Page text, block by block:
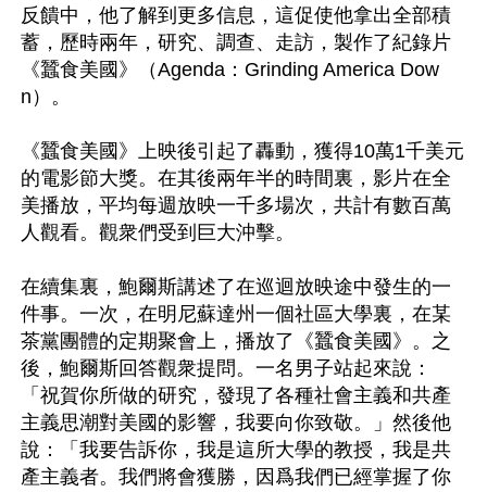
反饋中，他了解到更多信息，這促使他拿出全部積
蓄，歷時兩年，研究、調查、走訪，製作了紀錄片
《蠶食美國》（Agenda：Grinding America Dow
n）。
《蠶食美國》上映後引起了轟動，獲得10萬1千美元
的電影節大獎。在其後兩年半的時間裏，影片在全
美播放，平均每週放映一千多場次，共計有數百萬
人觀看。觀衆們受到巨大沖擊。
在續集裏，鮑爾斯講述了在巡迴放映途中發生的一
件事。一次，在明尼蘇達州一個社區大學裏，在某
茶黨團體的定期聚會上，播放了《蠶食美國》。之
後，鮑爾斯回答觀衆提問。一名男子站起來說：
「祝賀你所做的研究，發現了各種社會主義和共產
主義思潮對美國的影響，我要向你致敬。」然後他
說：「我要告訴你，我是這所大學的教授，我是共
產主義者。我們將會獲勝，因爲我們已經掌握了你